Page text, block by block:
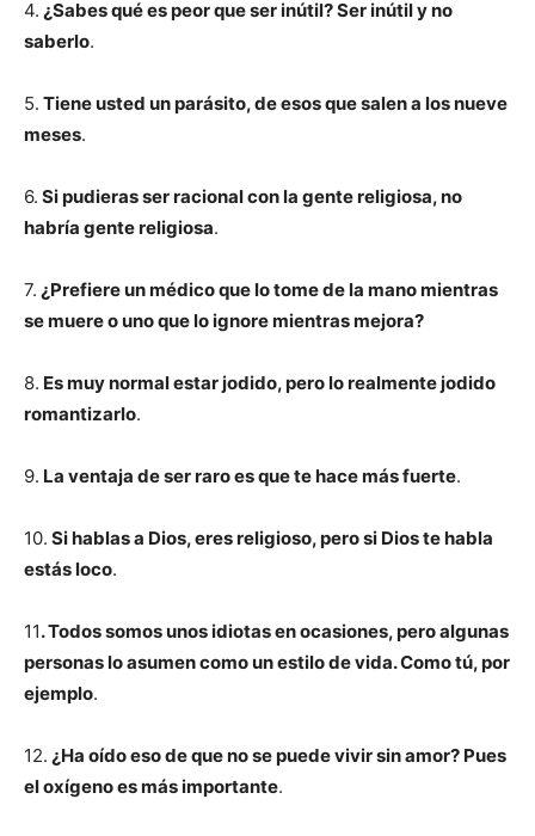
4. ¿Sabes qué es peor que ser inútil? Ser inútil y no
saberlo.
5. Tiene usted un parásito, de esos que salen a los nueve
meses.
6. Si pudieras ser racional con la gente religiosa, no
habría gente religiosa.
7. ¿Prefiere un médico que lo tome de la mano mientras
se muere o uno que lo ignore mientras mejora?
8. Es muy normal estar jodido, pero lo realmente jodido
romantizarlo.
9. La ventaja de ser raro es que te hace más fuerte.
10. Si hablas a Dios, eres religioso, pero si Dios te habla
estás loco.
11. Todos somos unos idiotas en ocasiones, pero algunas
personas lo asumen como un estilo de vida. Como tú, por
ejemplo.
12. ¿Ha oído eso de que no se puede vivir sin amor? Pues
el oxígeno es más importante.